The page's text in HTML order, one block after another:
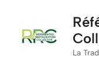
contenu
La